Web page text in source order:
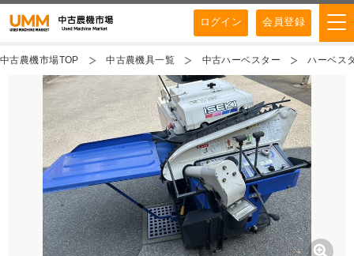
ログイン 会員登録
中古農機市場TOP 中古農機具一覧 中古ハーベスター ハーベス